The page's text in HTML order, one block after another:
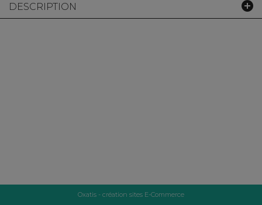
DESCRIPTION
Oxatis - création sites E-Commerce